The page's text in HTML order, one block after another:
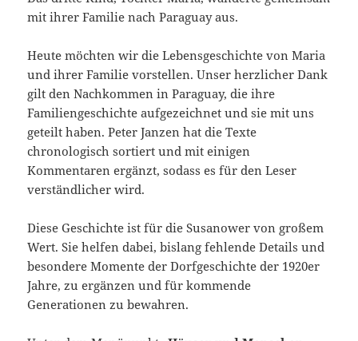
mit ihrer Familie nach Paraguay aus.
Heute möchten wir die Lebensgeschichte von Maria
und ihrer Familie vorstellen. Unser herzlicher Dank
gilt den Nachkommen in Paraguay, die ihre
Familiengeschichte aufgezeichnet und sie mit uns
geteilt haben. Peter Janzen hat die Texte
chronologisch sortiert und mit einigen
Kommentaren ergänzt, sodass es für den Leser
verständlicher wird.
Diese Geschichte ist für die Susanower von großem
Wert. Sie helfen dabei, bislang fehlende Details und
besondere Momente der Dorfgeschichte der 1920er
Jahre, zu ergänzen und für kommende
Generationen zu bewahren.